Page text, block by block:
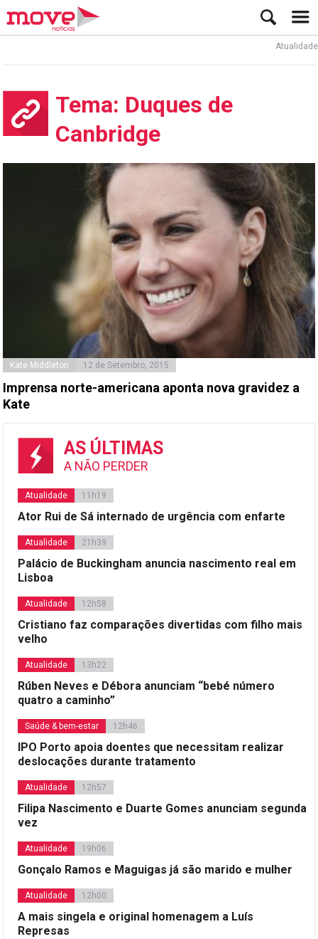
Atualidade
Tema: Duques de
Canbridge
Kate Middleton 12 de Setembro, 2015
Imprensa norte-americana aponta nova gravidez a
Kate
AS ÚLTIMAS
A NÃO PERDER
Atualidade 11h19
Ator Rui de Sá internado de urgência com enfarte
Atualidade 21h39
Palácio de Buckingham anuncia nascimento real em
Lisboa
Atualidade 12h58
Cristiano faz comparações divertidas com filho mais
velho
Atualidade 13h22
Rúben Neves e Débora anunciam “bebé número
quatro a caminho”
Saúde & bem-estar 12h46
IPO Porto apoia doentes que necessitam realizar
deslocações durante tratamento
Atualidade 12h57
Filipa Nascimento e Duarte Gomes anunciam segunda
vez
Atualidade 19h06
Gonçalo Ramos e Maguigas já são marido e mulher
Atualidade 12h00
A mais singela e original homenagem a Luís
Represas